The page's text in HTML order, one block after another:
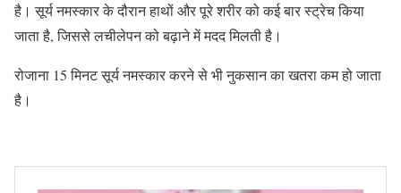
है। सूर्य नमस्कार के दौरान हाथों और पूरे शरीर को कई बार स्ट्रेच किया
जाता है, जिससे लचीलेपन को बढ़ाने में मदद मिलती है।
रोजाना 15 मिनट सूर्य नमस्कार करने से भी नुकसान का खतरा कम हो जाता
है।